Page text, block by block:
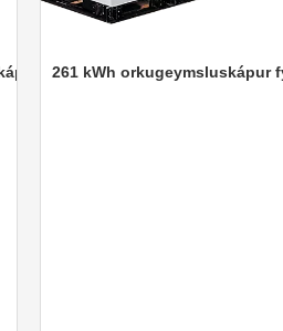
261 kWh orkugeymsluskápur fyrir